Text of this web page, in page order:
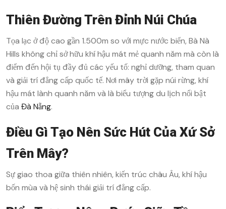
Thiên Đường Trên Đỉnh Núi Chúa
Tọa lạc ở độ cao gần 1.500m so với mực nước biển, Bà Nà
Hills không chỉ sở hữu khí hậu mát mẻ quanh năm mà còn là
điểm đến hội tụ đầy đủ các yếu tố: nghỉ dưỡng, tham quan
và giải trí đẳng cấp quốc tế. Nơi mây trời gặp núi rừng, khí
hậu mát lành quanh năm và là biểu tượng du lịch nổi bật
của Đà Nẵng.
Điều Gì Tạo Nên Sức Hút Của Xứ Sở
Trên Mây?
Sự giao thoa giữa thiên nhiên, kiến trúc châu Âu, khí hậu
bốn mùa và hệ sinh thái giải trí đẳng cấp.